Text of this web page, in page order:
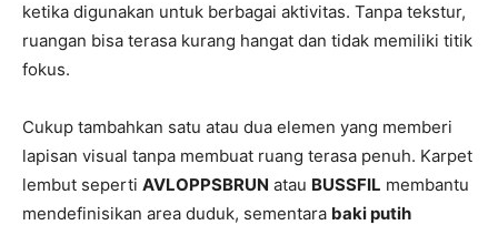
ketika digunakan untuk berbagai aktivitas. Tanpa tekstur,
ruangan bisa terasa kurang hangat dan tidak memiliki titik
fokus.
Cukup tambahkan satu atau dua elemen yang memberi
lapisan visual tanpa membuat ruang terasa penuh. Karpet
lembut seperti AVLOPPSBRUN atau BUSSFIL membantu
mendefinisikan area duduk, sementara baki putih